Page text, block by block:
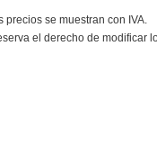
precios se muestran con IVA.
el derecho de modificar